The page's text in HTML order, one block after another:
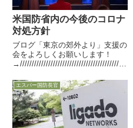
米国防省内の今後のコロナ
対処方針
ブログ「東京の郊外より」支援の
会をよろしくお願いします！
→/////////////////////////////////////////////
度で４階層に分けて検査経済活...
エスパー国防長官